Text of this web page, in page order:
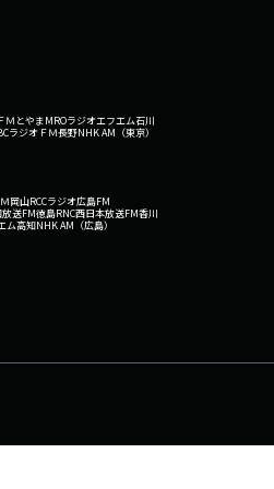
ＦＭとやまMROラジオエフエム石川
ラジオ ＦＭ長野NHK AM（東京）
Ｍ岡山RCCラジオ広島FM
放送FM徳島RNC西日本放送FM香川
ム高知NHK AM（広島）